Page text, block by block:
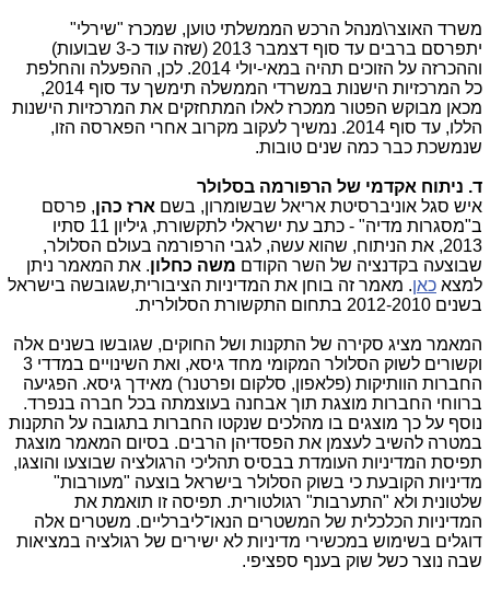
משרד האוצר\מנהל הרכש הממשלתי טוען, שמכרז "שירלי"
יתפרסם ברבים עד סוף דצמבר 2013 (שזה עוד כ-3 שבועות)
וההכרזה על הזוכים תהיה במאי-יולי 2014. לכן, ההפעלה והחלפת
כל המרכזיות הישנות במשרדי הממשלה תימשך עד סוף 2014,
מכאן מבוקש הפטור ממכרז לאלו המתחזקים את המרכזיות הישנות
הללו, עד סוף 2014. נמשיך לעקוב מקרוב אחרי הפארסה הזו,
שנמשכת כבר כמה שנים טובות.
ד. ניתוח אקדמי של הרפורמה בסלולר
איש סגל אוניברסיטת אריאל שבשומרון, בשם ארז כהן, פרסם
ב"מסגרות מדיה" - כתב עת ישראלי לתקשורת, גיליון 11 סתיו
2013, את הניתוח, שהוא עשה, לגבי הרפורמה בעולם הסלולר,
שבוצעה בקדנציה של השר הקודם משה כחלון. את המאמר ניתן
למצא כאן. מאמר זה בוחן את המדיניות הציבורית,שגובשה בישראל
בשנים 2012-2010 בתחום התקשורת הסלולרית.
המאמר מציג סקירה של התקנות ושל החוקים, שגובשו בשנים אלה
וקשורים לשוק הסלולר המקומי מחד גיסא, ואת השינויים במדדי 3
החברות הוותיקות (פלאפון, סלקום ופרטנר) מאידך גיסא. הפגיעה
ברווחי החברות מוצגת תוך אבחנה בעוצמתה בכל חברה בנפרד.
נוסף על כך מוצגים בו מהלכים שנקטו החברות בתגובה על התקנות
במטרה להשיב לעצמן את הפסדיהן הרבים. בסיום המאמר מוצגת
תפיסת המדיניות העומדת בבסיס תהליכי הרגולציה שבוצעו והוצגו,
מדיניות הקובעת כי בשוק הסלולר בישראל בוצעה "מעורבות"
שלטונית ולא "התערבות" רגולטורית. תפיסה זו תואמת את
המדיניות הכלכלית של המשטרים הנאו־ליברליים. משטרים אלה
דוגלים בשימוש במכשירי מדיניות לא ישירים של רגולציה במציאות
שבה נוצר כשל שוק בענף ספציפי.